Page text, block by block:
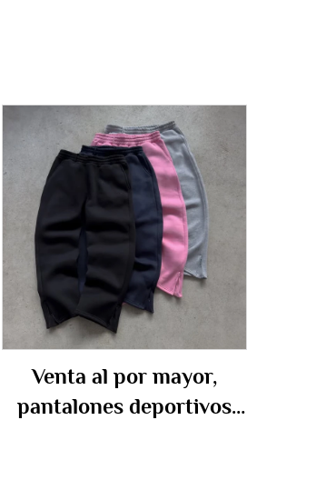
Venta al por mayor,
pantalones deportivos